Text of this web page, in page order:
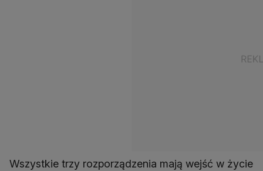
Wszystkie trzy rozporządzenia mają wejść w życie